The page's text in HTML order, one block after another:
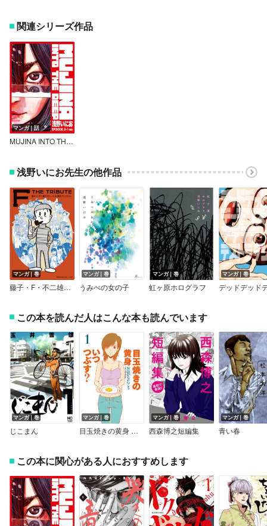
関連シリーズ作品
マンガ｜話
MUJINA INTO THE DEEP【単話】
浅野いにお先生の他作品
マンガ｜巻
藤子・F・不二雄トリビュート＆原作アンソロジー F THE TRIBUTE
マンガ｜巻
うみべの女の子
マンガ｜巻
虹ヶ原ホログラフ
マンガ｜巻
この本を読んだ人はこんな本も読んでいます
マンガ｜巻
じこまん
マンガ｜巻
目玉焼きの黄身 いつつぶす？
マンガ｜巻
西森博之短編集
マンガ｜巻
青い春
この本に関心がある人におすすめします